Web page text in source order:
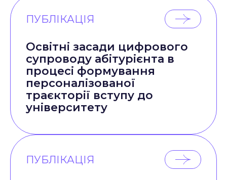
ПУБЛІКАЦІЯ
Освітні засади цифрового
супроводу абітурієнта в
процесі формування
персоналізованої
траєкторії вступу до
університету
ПУБЛІКАЦІЯ